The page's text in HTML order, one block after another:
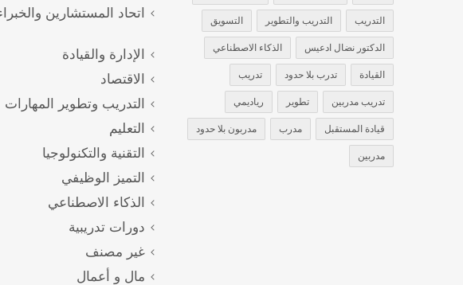
التدريب التدريب والتطوير التسويق
الدكتور نضال ادعيس الذكاء الاصطناعي
القيادة تدرب بلا حدود تدريب
تدريب مدربين تطوير رياديمي
قيادة المستقبل مدرب مدربون بلا حدود
مدربين
اتحاد المستشارين
الإدارة والقيادة
الاقتصاد
التدريب وتطوير المهارات
التعليم
التقنية والتكنولوجيا
التميز الوظيفي
الذكاء الاصطناعي
دورات تدريبية
غير مصنف
مال و أعمال